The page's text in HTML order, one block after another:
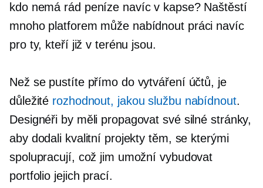
kdo nemá rád peníze navíc v kapse? Naštěstí
mnoho platforem může nabídnout práci navíc
pro ty, kteří již v terénu jsou.
Než se pustíte přímo do vytváření účtů, je
důležité rozhodnout, jakou službu nabídnout.
Designéři by měli propagovat své silné stránky,
aby dodali kvalitní projekty těm, se kterými
spolupracují, což jim umožní vybudovat
portfolio jejich prací.